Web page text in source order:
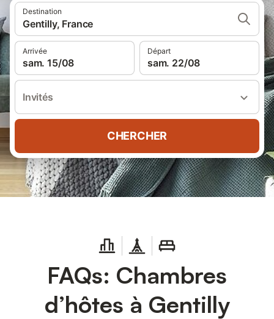
Destination
Gentilly, France
Arrivée
sam. 15/08
Départ
sam. 22/08
Invités
CHERCHER
FAQs: Chambres
d’hôtes à Gentilly